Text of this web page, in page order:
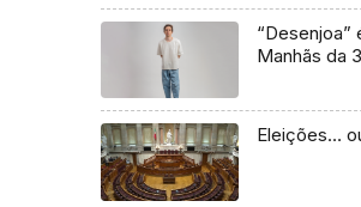
“Desenjoa”
Manhãs da
Eleições…